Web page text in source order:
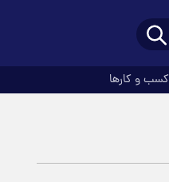
کسب و کارها